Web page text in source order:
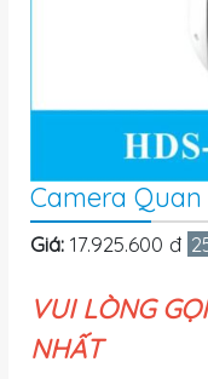
Camera Quan
Giá: 17.925.600 đ
VUI LÒNG
NHẤT